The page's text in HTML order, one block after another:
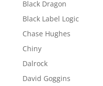
Black Dragon
Black Label Logic
Chase Hughes
Chiny
Dalrock
David Goggins